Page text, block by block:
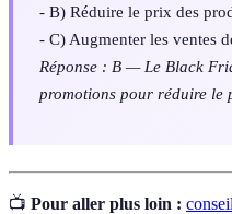
- B) Réduire le prix des
- C) Augmenter les ventes
Réponse : B — Le Black
promotions pour réduire le
📺 Pour aller plus loin :